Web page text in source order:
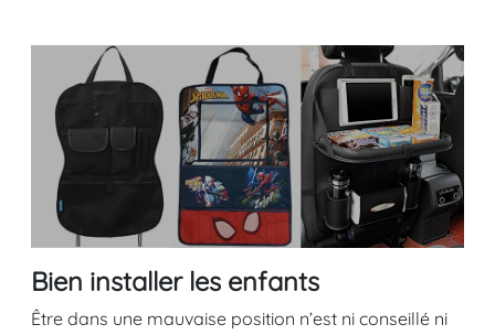
Bien installer les enfants
Être dans une mauvaise position n’est ni conseillé ni